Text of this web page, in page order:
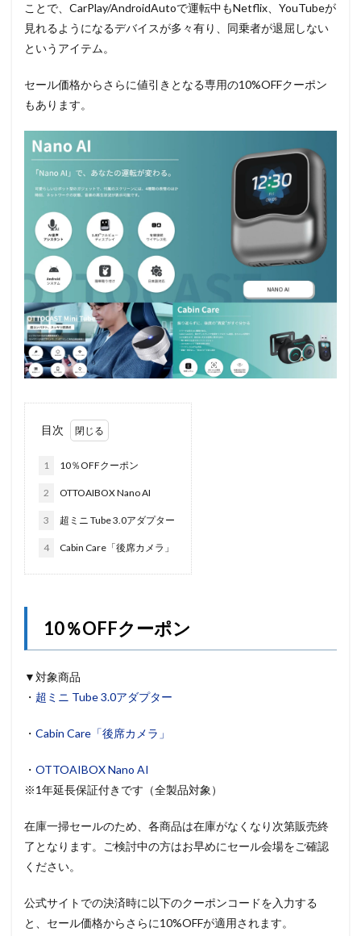
ことで、CarPlay/AndroidAutoで運転中もNetflix、YouTubeが
見れるようになるデバイスが多々有り、同乗者が退屈しない
というアイテム。
セール価格からさらに値引きとなる専用の10%OFFクーポン
もあります。
目次
1 10％OFFクーポン
2 OTTOAIBOX Nano AI
3 超ミニ Tube 3.0アダプター
4 Cabin Care「後席カメラ」
10％OFFクーポン
▼対象商品
・ 超ミニ Tube 3.0アダプター
・ Cabin Care「後席カメラ」
・ OTTOAIBOX Nano AI
※1年延長保証付きです（全製品対象）
在庫一掃セールのため、各商品は在庫がなくなり次第販売終
了となります。ご検討中の方はお早めにセール会場をご確認
ください。
公式サイトでの決済時に以下のクーポンコードを入力する
と、セール価格からさらに10%OFFが適用されます。